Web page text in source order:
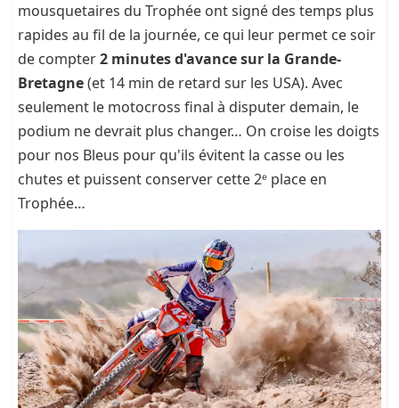
mousquetaires du Trophée ont signé des temps plus
rapides au fil de la journée, ce qui leur permet ce soir
de compter2 minutes d'avance sur la Grande-
Bretagne(et 14 min de retard sur les USA). Avec
seulement le motocross final à disputer demain, le
podium ne devrait plus changer… On croise les doigts
pour nos Bleus pour qu'ils évitent la casse ou les
chutes et puissent conserver cette 2ᵉ place en
Trophée…